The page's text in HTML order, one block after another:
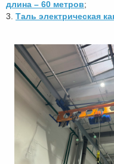
длина – 60 метров;
3. Таль электрическая